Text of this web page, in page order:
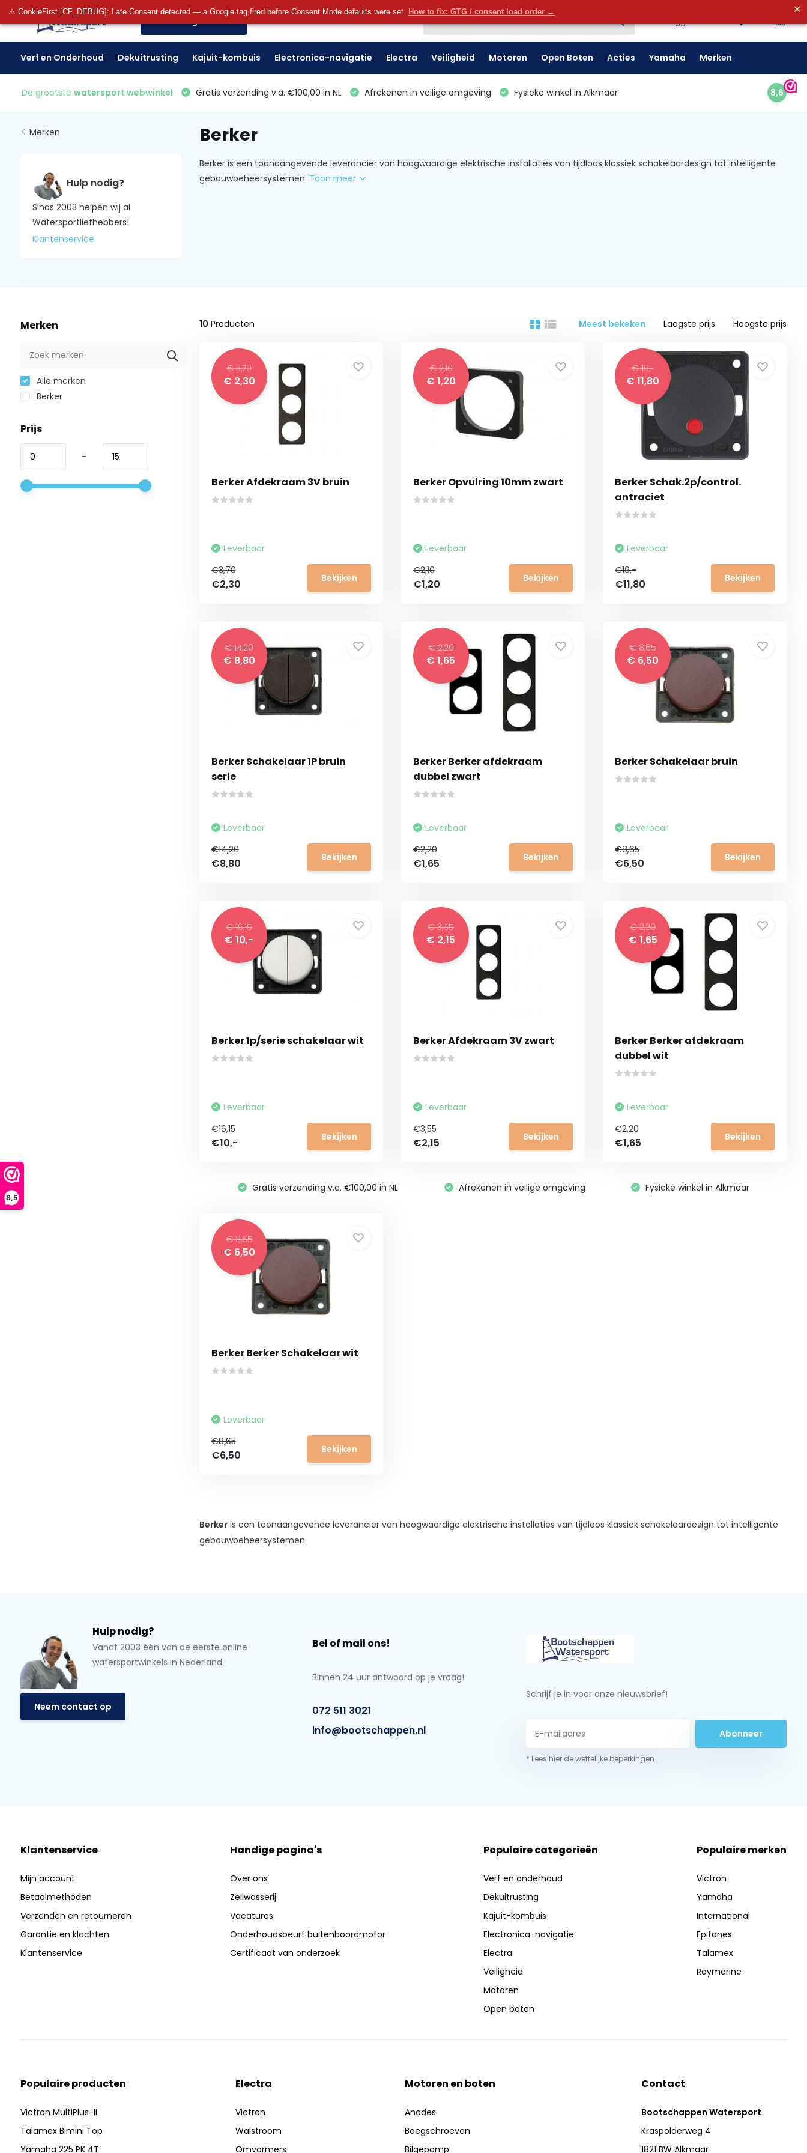
⚠ CookieFirst [CF_DEBUG]: Late Consent detected — a Google tag fired before Consent Mode defaults were set. How to fix: GTG / consent load order → ✕
8,5
Verf en Onderhoud Dekuitrusting Kajuit-kombuis Electronica-navigatie Electra Veiligheid Motoren Open Boten Acties Yamaha Merken
De grootste watersport webwinkel Gratis verzending v.a. €100,00 in NL Afrekenen in veilige omgeving Fysieke winkel in Alkmaar 8,6
Merken
Hulp nodig?
Sinds 2003 helpen wij al
Watersportliefhebbers!
Klantenservice
Berker
Berker is een toonaangevende leverancier van hoogwaardige elektrische installaties van tijdloos klassiek schakelaardesign tot intelligente
gebouwbeheersystemen. Toon meer
Merken
Alle merken
Berker
Prijs
-
10 Producten Meest bekeken Laagste prijs Hoogste prijs
€ 3,70
€ 2,30
Berker Afdekraam 3V bruin
Leverbaar
€3,70
€2,30 Bekijken
€ 2,10
€ 1,20
Berker Opvulring 10mm zwart
Leverbaar
€2,10
€1,20 Bekijken
€ 19,-
€ 11,80
Berker Schak.2p/control.
antraciet
Leverbaar
€19,-
€11,80 Bekijken
€ 14,20
€ 8,80
Berker Schakelaar 1P bruin
serie
Leverbaar
€14,20
€8,80 Bekijken
€ 2,20
€ 1,65
Berker Berker afdekraam
dubbel zwart
Leverbaar
€2,20
€1,65 Bekijken
€ 8,65
€ 6,50
Berker Schakelaar bruin
Leverbaar
€8,65
€6,50 Bekijken
€ 16,15
€ 10,-
Berker 1p/serie schakelaar wit
Leverbaar
€16,15
€10,- Bekijken
€ 3,55
€ 2,15
Berker Afdekraam 3V zwart
Leverbaar
€3,55
€2,15 Bekijken
€ 2,20
€ 1,65
Berker Berker afdekraam
dubbel wit
Leverbaar
€2,20
€1,65 Bekijken
Gratis verzending v.a. €100,00 in NL Afrekenen in veilige omgeving Fysieke winkel in Alkmaar
€ 8,65
€ 6,50
Berker Berker Schakelaar wit
Leverbaar
€8,65
€6,50 Bekijken
Berkeris een toonaangevende leverancier van hoogwaardige elektrische installaties van tijdloos klassiek schakelaardesign tot intelligente
gebouwbeheersystemen.
Hulp nodig?
Vanaf 2003 één van de eerste online
watersportwinkels in Nederland.
Neem contact op
Bel of mail ons!
Binnen 24 uur antwoord op je vraag!
072 511 3021
info@bootschappen.nl
Schrijf je in voor onze nieuwsbrief!
Abonneer
* Lees hier de wettelijke beperkingen
Klantenservice
Mijn account
Betaalmethoden
Verzenden en retourneren
Garantie en klachten
Klantenservice
Handige pagina's
Over ons
Zeilwasserij
Vacatures
Onderhoudsbeurt buitenboordmotor
Certificaat van onderzoek
Populaire categorieën
Verf en onderhoud
Dekuitrusting
Kajuit-kombuis
Electronica-navigatie
Electra
Veiligheid
Motoren
Open boten
Populaire merken
Victron
Yamaha
International
Epifanes
Talamex
Raymarine
Populaire producten
Victron MultiPlus-II
Talamex Bimini Top
Yamaha 225 PK 4T
Electra
Victron
Walstroom
Omvormers
Motoren en boten
Anodes
Boegschroeven
Bilgepomp
Contact
Bootschappen Watersport
Kraspolderweg 4
1821 BW Alkmaar